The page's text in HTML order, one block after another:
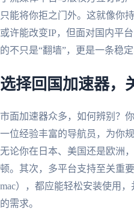
只能将你拒之门外。这就像你
或许能改变IP，但面对国内平
的不只是“翻墙”，更是一条稳
选择回国加速器，
市面加速器众多，如何辨别？
一位经验丰富的导航员，为你
无论你在日本、美国还是欧洲
顿。其次，多平台支持至关重
mac），都应能轻松安装使用
的需求。